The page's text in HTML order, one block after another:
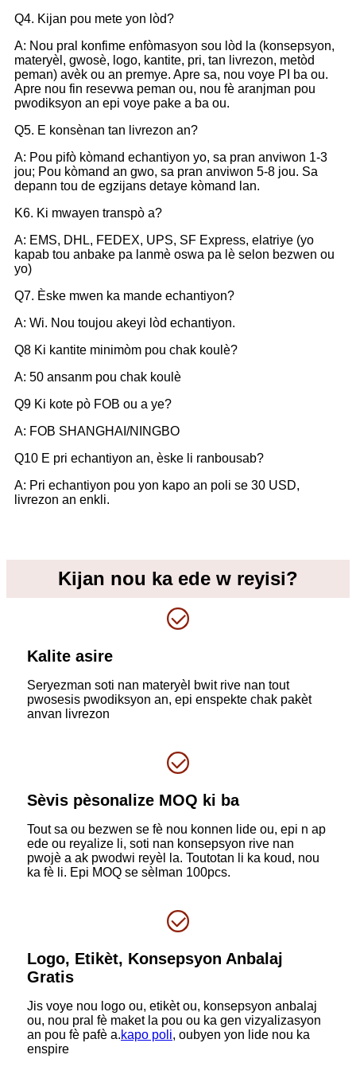
Q4. Kijan pou mete yon lòd?
A: Nou pral konfime enfòmasyon sou lòd la (konsepsyon,
materyèl, gwosè, logo, kantite, pri, tan livrezon, metòd
peman) avèk ou an premye. Apre sa, nou voye PI ba ou.
Apre nou fin resevwa peman ou, nou fè aranjman pou
pwodiksyon an epi voye pake a ba ou.
Q5. E konsènan tan livrezon an?
A: Pou pifò kòmand echantiyon yo, sa pran anviwon 1-3
jou; Pou kòmand an gwo, sa pran anviwon 5-8 jou. Sa
depann tou de egzijans detaye kòmand lan.
K6. Ki mwayen transpò a?
A: EMS, DHL, FEDEX, UPS, SF Express, elatriye (yo
kapab tou anbake pa lanmè oswa pa lè selon bezwen ou
yo)
Q7. Èske mwen ka mande echantiyon?
A: Wi. Nou toujou akeyi lòd echantiyon.
Q8 Ki kantite minimòm pou chak koulè?
A: 50 ansanm pou chak koulè
Q9 Ki kote pò FOB ou a ye?
A: FOB SHANGHAI/NINGBO
Q10 E pri echantiyon an, èske li ranbousab?
A: Pri echantiyon pou yon kapo an poli se 30 USD,
livrezon an enkli.
Kijan nou ka ede w reyisi?
Kalite asire
Seryezman soti nan materyèl bwit rive nan tout
pwosesis pwodiksyon an, epi enspekte chak pakèt
anvan livrezon
Sèvis pèsonalize MOQ ki ba
Tout sa ou bezwen se fè nou konnen lide ou, epi n ap
ede ou reyalize li, soti nan konsepsyon rive nan
pwojè a ak pwodwi reyèl la. Toutotan li ka koud, nou
ka fè li. Epi MOQ se sèlman 100pcs.
Logo, Etikèt, Konsepsyon Anbalaj
Gratis
Jis voye nou logo ou, etikèt ou, konsepsyon anbalaj
ou, nou pral fè maket la pou ou ka gen vizyalizasyon
an pou fè pafè a.kapo poli, oubyen yon lide nou ka
enspire